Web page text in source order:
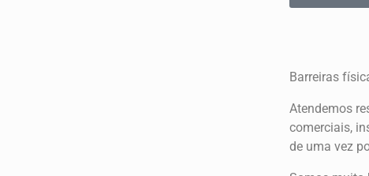
Barreiras
Atendemos
comerciais,
de uma vez